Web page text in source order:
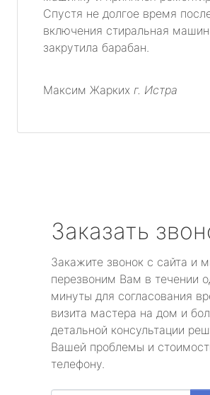
Спустя не долгое время
включения стиральная
закрутила барабан.
Максим Жарких г. Истра
Заказать
Закажите звонок с сайта и
перезвоним Вам в течении
минуты для согласования
визита мастера на дом и
детальной консультации
Вашей проблемы и
телефону.